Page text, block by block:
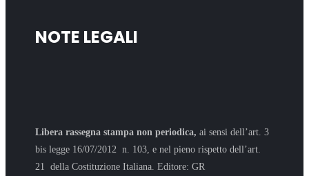
NOTE LEGALI
Libera rassegna stampa non periodica,ai sensi dell’art. 3
bis legge 16/07/2012 n. 103, e nel pieno rispetto dell’art.
21 della Costituzione Italiana. Editore: GR